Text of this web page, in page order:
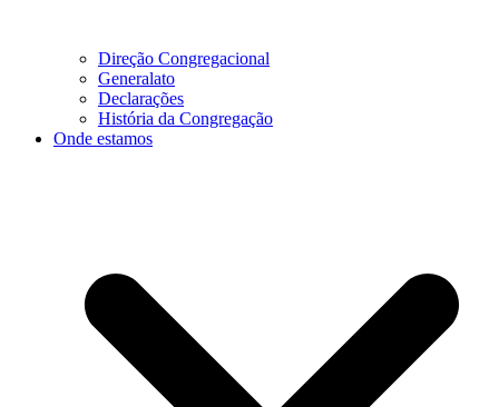
Direção Congregacional
Generalato
Declarações
História da Congregação
Onde estamos